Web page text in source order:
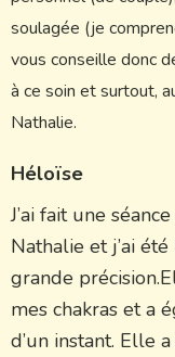
soulagée (je
vous conseille donc
à ce soin et surtout,
Nathalie.
Héloïse
J’ai fait une
Nathalie et j’ai
grande
mes chakras et a
d’un instant. Elle